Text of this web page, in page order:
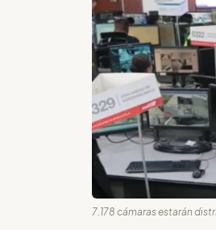
7.178 cámaras estarán